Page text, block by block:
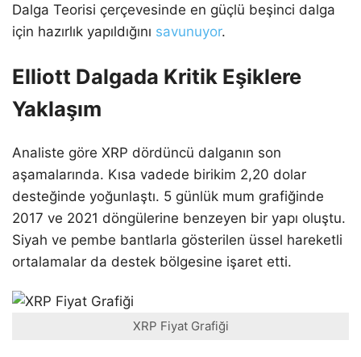
Dalga Teorisi çerçevesinde en güçlü beşinci dalga
için hazırlık yapıldığını savunuyor.
Elliott Dalgada Kritik Eşiklere
Yaklaşım
Analiste göre XRP dördüncü dalganın son
aşamalarında. Kısa vadede birikim 2,20 dolar
desteğinde yoğunlaştı. 5 günlük mum grafiğinde
2017 ve 2021 döngülerine benzeyen bir yapı oluştu.
Siyah ve pembe bantlarla gösterilen üssel hareketli
ortalamalar da destek bölgesine işaret etti.
XRP Fiyat Grafiği